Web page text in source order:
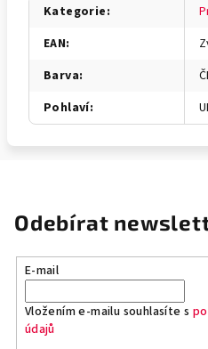
Kategorie:
EAN:
Barva:
Pohlaví:
Odebírat
E-mail
Vložením e-mailu souhlasíte s
údajů